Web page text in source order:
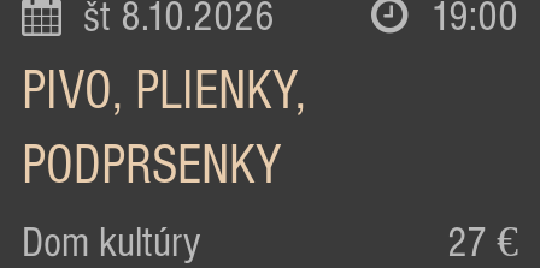
št 8.10.2026 19:00
PIVO, PLIENKY,
PODPRSENKY
Dom kultúry 27 €